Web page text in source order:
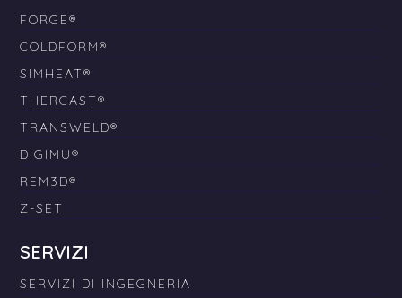
FORGE®
COLDFORM®
SIMHEAT®
THERCAST®
TRANSWELD®
DIGIMU®
REM3D®
Z-SET
SERVIZI
SERVIZI DI INGEGNERIA